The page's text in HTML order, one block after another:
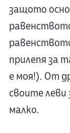
защото
прилепя за
е моя!). От
своите леви
малко.